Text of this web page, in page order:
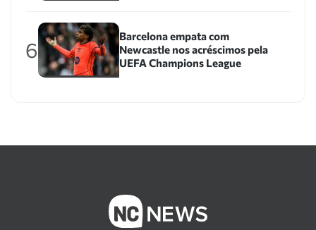
6
Barcelona empata com
Newcastle nos acréscimos pela
UEFA Champions League